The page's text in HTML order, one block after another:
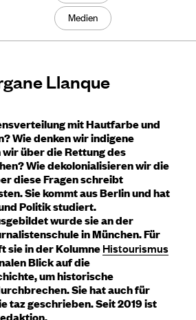
Medien
Llanque
mit Hautfarbe und
Wie denken wir indigene
über die Rettung des
Wie dekolonialisieren wir die
diese Fragen schreibt
Sie kommt aus Berlin und hat
Politik studiert.
wurde sie an der
in München. Für
sie in der KolumneHistourismus
Blick auf die
um historische
Sie hat auch für
taz geschrieben. Seit 2019 ist